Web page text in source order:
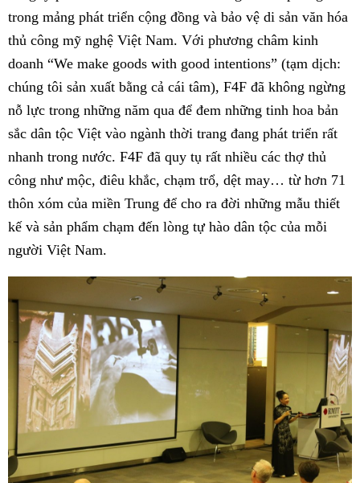
trong mảng phát triển cộng đồng và bảo vệ di sản văn hóa
thủ công mỹ nghệ Việt Nam. Với phương châm kinh
doanh “We make goods with good intentions” (tạm dịch:
chúng tôi sản xuất bằng cả cái tâm), F4F đã không ngừng
nỗ lực trong những năm qua để đem những tinh hoa bản
sắc dân tộc Việt vào ngành thời trang đang phát triển rất
nhanh trong nước. F4F đã quy tụ rất nhiều các thợ thủ
công như mộc, điêu khắc, chạm trổ, dệt may… từ hơn 71
thôn xóm của miền Trung để cho ra đời những mẫu thiết
kế và sản phẩm chạm đến lòng tự hào dân tộc của mỗi
người Việt Nam.